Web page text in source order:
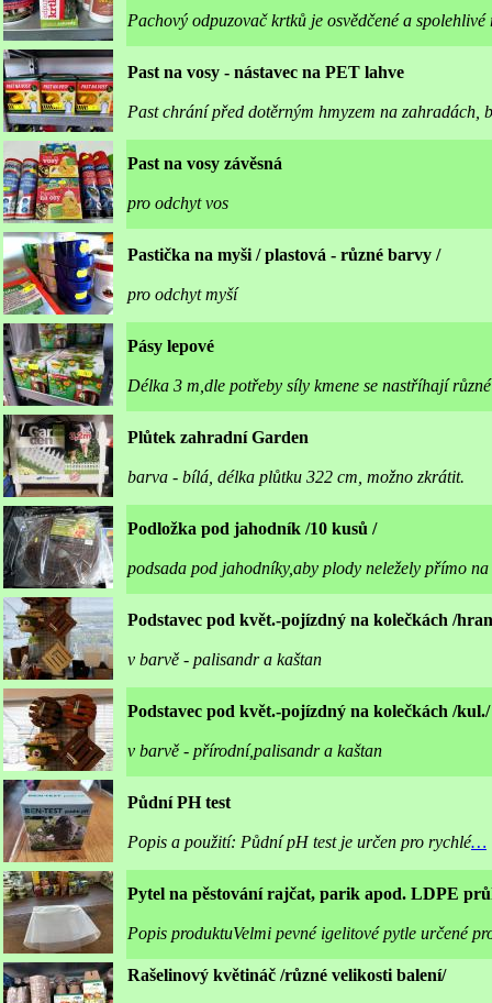
Pachový odpuzovač krtků je osvědčené a
Past na vosy - nástavec na PET lahve
Past chrání před dotěrným hmyzem na zahradách,
Past na vosy závěsná
pro odchyt vos
Pastička na myši / plastová - různé barvy /
pro odchyt myší
Pásy lepové
Délka 3 m,dle potřeby síly kmene se nastříhají
Plůtek zahradní Garden
barva - bílá, délka plůtku 322 cm, možno zkrátit.
Podložka pod jahodník /10 kusů /
podsada pod jahodníky,aby plody neležely přímo
Podstavec pod květ.-pojízdný na kolečkách /
v barvě - palisandr a kaštan
Podstavec pod květ.-pojízdný na kolečkách /kul./
v barvě - přírodní,palisandr a kaštan
Půdní PH test
Popis a použití: Půdní pH test je určen pro rychlé…
Pytel na pěstování rajčat, parik apod. LDPE
Popis produktuVelmi pevné igelitové pytle určené
Rašelinový květináč /různé velikosti balení/